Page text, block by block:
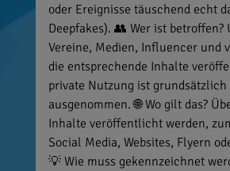
oder Ereignisse täuschend echt
Deepfakes). 👥 Wer ist
Vereine, Medien, Influencer und
die entsprechende Inhalte
private Nutzung ist grundsätzlich
ausgenommen. 🌐 Wo gilt das?
Inhalte veröffentlicht werden,
Social Media, Websites, Flyern
💡 Wie muss gekennzeichnet